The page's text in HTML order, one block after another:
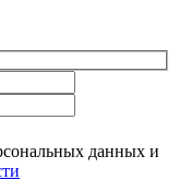
данных и